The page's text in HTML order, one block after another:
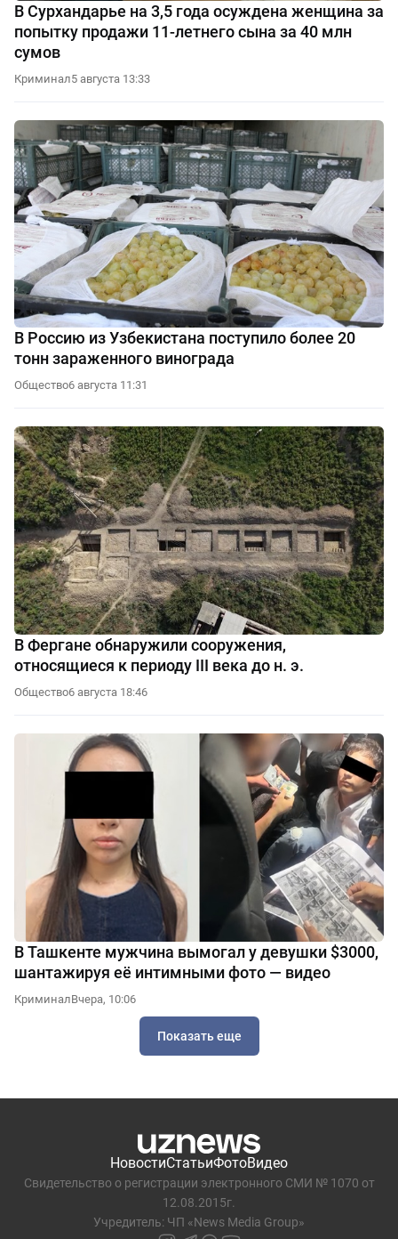
В Сурхандарье на 3,5 года осуждена женщина за
попытку продажи 11-летнего сына за 40 млн
сумов
Криминал5 августа 13:33
В Россию из Узбекистана поступило более 20
тонн зараженного винограда
Общество6 августа 11:31
В Фергане обнаружили сооружения,
относящиеся к периоду III века до н. э.
Общество6 августа 18:46
В Ташкенте мужчина вымогал у девушки $3000,
шантажируя её интимными фото — видео
КриминалВчера, 10:06
Показать еще
НовостиСтатьиФотоВидео
Свидетельство о регистрации электронного СМИ № 1070 от
12.08.2015г.
Учредитель: ЧП «News Media Group»